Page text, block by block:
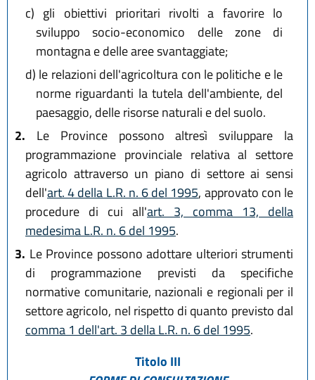
c) gli obiettivi prioritari rivolti a favorire lo
sviluppo socio-economico delle zone di
montagna e delle aree svantaggiate;
d) le relazioni dell'agricoltura con le politiche e le
norme riguardanti la tutela dell'ambiente, del
paesaggio, delle risorse naturali e del suolo.
2. Le Province possono altresì sviluppare la
programmazione provinciale relativa al settore
agricolo attraverso un piano di settore ai sensi
dell'art. 4 della L.R. n. 6 del 1995, approvato con le
procedure di cui all'art. 3, comma 13, della
medesima L.R. n. 6 del 1995.
3. Le Province possono adottare ulteriori strumenti
di programmazione previsti da specifiche
normative comunitarie, nazionali e regionali per il
settore agricolo, nel rispetto di quanto previsto dal
comma 1 dell'art. 3 della L.R. n. 6 del 1995.
Titolo III